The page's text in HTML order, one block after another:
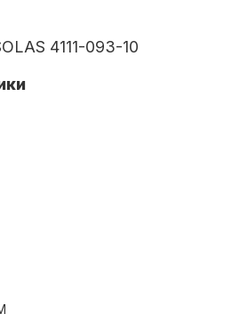
4111-093-10